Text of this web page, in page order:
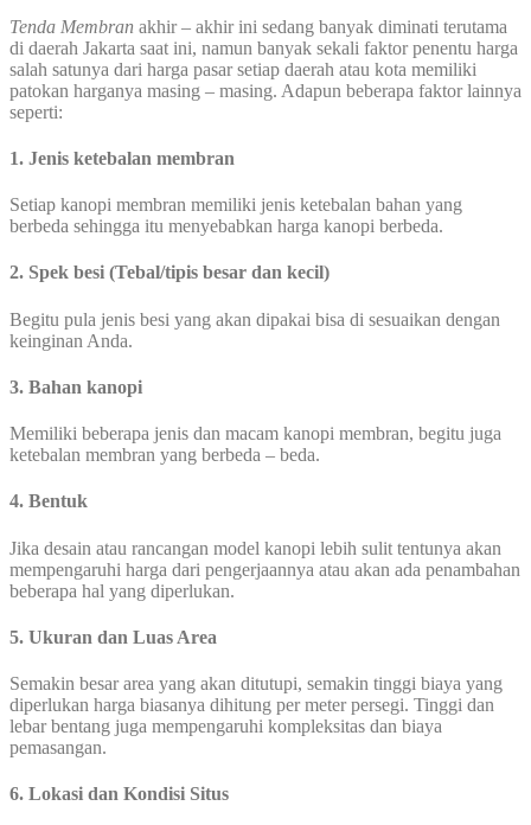
Tenda Membran akhir – akhir ini sedang banyak diminati terutama
di daerah Jakarta saat ini, namun banyak sekali faktor penentu harga
salah satunya dari harga pasar setiap daerah atau kota memiliki
patokan harganya masing – masing. Adapun beberapa faktor lainnya
seperti:
1. Jenis ketebalan membran
Setiap kanopi membran memiliki jenis ketebalan bahan yang
berbeda sehingga itu menyebabkan harga kanopi berbeda.
2. Spek besi (Tebal/tipis besar dan kecil)
Begitu pula jenis besi yang akan dipakai bisa di sesuaikan dengan
keinginan Anda.
3. Bahan kanopi
Memiliki beberapa jenis dan macam kanopi membran, begitu juga
ketebalan membran yang berbeda – beda.
4. Bentuk
Jika desain atau rancangan model kanopi lebih sulit tentunya akan
mempengaruhi harga dari pengerjaannya atau akan ada penambahan
beberapa hal yang diperlukan.
5. Ukuran dan Luas Area
Semakin besar area yang akan ditutupi, semakin tinggi biaya yang
diperlukan harga biasanya dihitung per meter persegi. Tinggi dan
lebar bentang juga mempengaruhi kompleksitas dan biaya
pemasangan.
6. Lokasi dan Kondisi Situs